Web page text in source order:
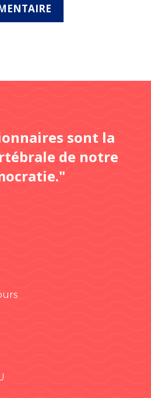
sont la
de notre